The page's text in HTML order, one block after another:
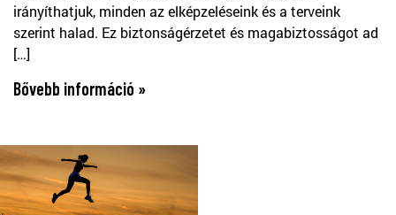
irányíthatjuk, minden az elképzeléseink és a terveink
szerint halad. Ez biztonságérzetet és magabiztosságot ad
[…]
Bővebb információ »